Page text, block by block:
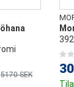
5170 SEK